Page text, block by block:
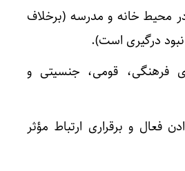
محیط خانه و مدرسه (برخلاف
درگیری است).
فرهنگی، قومی، جنسیتی و
فعال و برقراری ارتباط مؤثر